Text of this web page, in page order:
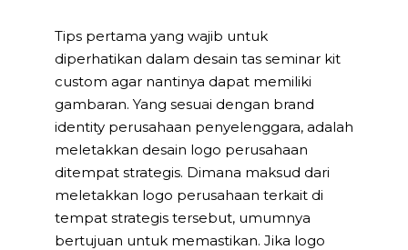
Tips pertama yang wajib untuk
diperhatikan dalam desain tas seminar kit
custom agar nantinya dapat memiliki
gambaran. Yang sesuai dengan brand
identity perusahaan penyelenggara, adalah
meletakkan desain logo perusahaan
ditempat strategis. Dimana maksud dari
meletakkan logo perusahaan terkait di
tempat strategis tersebut, umumnya
bertujuan untuk memastikan. Jika logo